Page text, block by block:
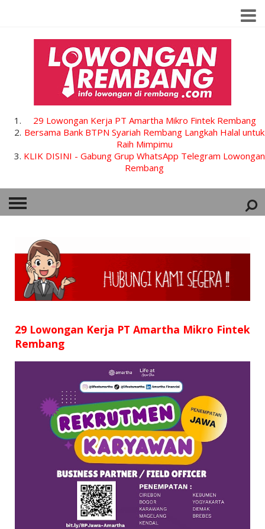
29 Lowongan Kerja PT Amartha Mikro Fintek Rembang
Bersama Bank BTPN Syariah Rembang Langkah Halal untuk
Raih Mimpimu
KLIK DISINI - Gabung Grup WhatsApp Telegram Lowongan
Rembang
HOME
SMP
D3
SURAT LAMARAN
RIWAYAT HIDUP
29 Lowongan Kerja PT Amartha Mikro Fintek
Rembang